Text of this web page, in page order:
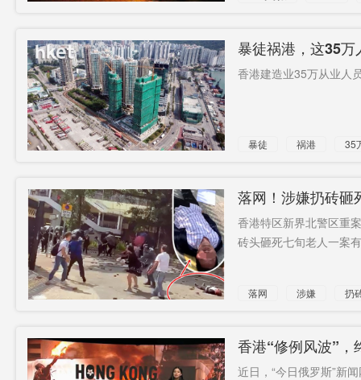
暴徒祸港，这35万
香港建造业35万从业人
暴徒 祸港
35
落网！涉嫌扔砖砸
香港特区新界北警区重
砖头砸死七旬老人一案
落网 涉嫌
扔
香港“修例风波”
近日，“今日俄罗斯”新